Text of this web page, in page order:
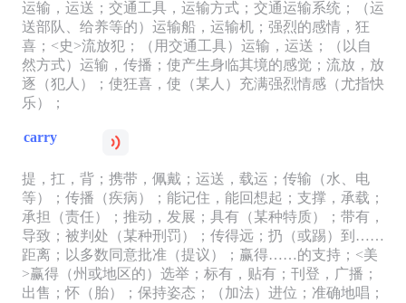
运输，运送；交通工具，运输方式；交通运输系统；（运
送部队、给养等的）运输船，运输机；强烈的感情，狂
喜；<史>流放犯；（用交通工具）运输，运送；（以自
然方式）运输，传播；使产生身临其境的感觉；流放，放
逐（犯人）；使狂喜，使（某人）充满强烈情感（尤指快
乐）；
carry
提，扛，背；携带，佩戴；运送，载运；传输（水、电
等）；传播（疾病）；能记住，能回想起；支撑，承载；
承担（责任）；推动，发展；具有（某种特质）；带有，
导致；被判处（某种刑罚）；传得远；扔（或踢）到……
距离；以多数同意批准（提议）；赢得……的支持；<美
>赢得（州或地区的）选举；标有，贴有；刊登，广播；
出售；怀（胎）；保持姿态；（加法）进位；准确地唱；